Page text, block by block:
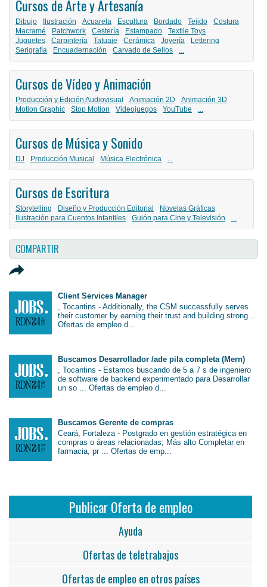
Cursos de Arte y Artesanía
Dibujo Ilustración Acuarela Escultura Bordado Tejido
Costura
Macramé
Patchwork Cestería Estampado
Textile Toys
Juguetes
Carpintería Tatuaje Cerámica Joyería
Lettering
Serigrafía
Encuadernación Carvado de Sellos ...
Cursos de Vídeo y Animación
Producción y Edición Audiovisual Animación 2D
Animación 3D
Motion Graphic
Stop Motion Videojuegos YouTube ...
Cursos de Música y Sonido
DJ Producción Musical Música Electrónica ...
Cursos de Escritura
Storytelling Diseño y Producción Editorial
Novelas Gráficas
Ilustración para Cuentos Infantiles
Guión para Cine y Televisión ...
COMPARTIR
Client Services Manager
, Tocantins - Additionally, the CSM successfully serves
their customer by earning their trust and building strong ...
Ofertas de empleo d...
Buscamos Desarrollador /ade pila completa (Mern)
, Tocantins - Estamos buscando de 5 a 7 s de ingeniero
de software de backend experimentado para Desarrollar
un so ... Ofertas de empleo d...
Buscamos Gerente de compras
Ceará, Fortaleza - Postgrado en gestión estratégica en
compras o áreas relacionadas; Más alto Completar en
farmacia, pr ... Ofertas de emp...
Publicar Oferta de empleo
Ayuda
Ofertas de teletrabajos
Ofertas de empleo en otros países